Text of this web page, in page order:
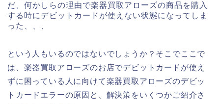
だ、何かしらの理由で楽器買取アローズの商品を購入
する時にデビットカードが使えない状態になってしま
った、、、
という人もいるのではないでしょうか？そこでここで
は、楽器買取アローズのお店でデビットカードが使え
ずに困っている人に向けて楽器買取アローズのデビッ
トカードエラーの原因と、解決策をいくつかご紹介さ